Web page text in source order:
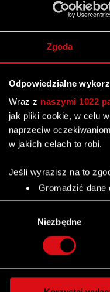
Zgoda
Odpowiedzialne
Wraz z naszymi 1022
jak pliki cookie, w celu
naprzeciw
w jakich celach to robi.
Jeśli wyrazisz na to
Gromadzić dane
Identyfikować
Dowiedz się więcej
szczegółów . W
Wykorzystujemy pliki
Niezbędne